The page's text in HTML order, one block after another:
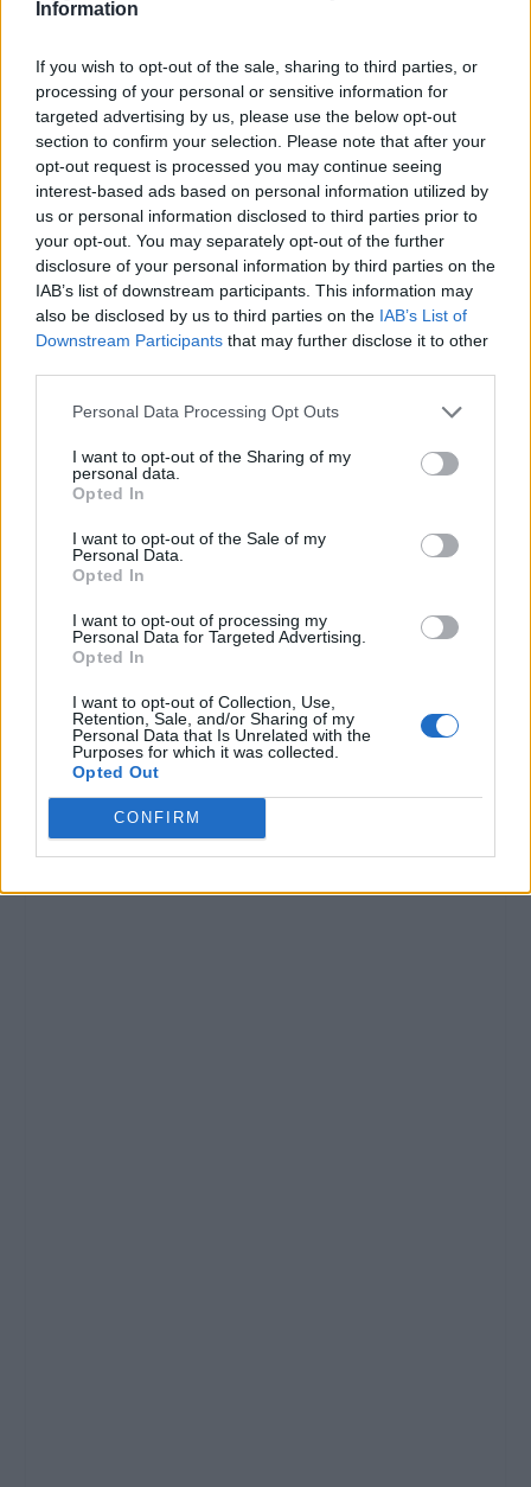
Information
If you wish to opt-out of the sale, sharing to third parties, or
processing of your personal or sensitive information for
targeted advertising by us, please use the below opt-out
section to confirm your selection. Please note that after your
opt-out request is processed you may continue seeing
interest-based ads based on personal information utilized by
us or personal information disclosed to third parties prior to
your opt-out. You may separately opt-out of the further
disclosure of your personal information by third parties on the
IAB’s list of downstream participants. This information may
also be disclosed by us to third parties on the IAB’s List of
Downstream Participants that may further disclose it to other
Personal Data Processing Opt Outs
I want to opt-out of the Sharing of my
personal data.
Opted In
I want to opt-out of the Sale of my
Personal Data.
Opted In
I want to opt-out of processing my
Personal Data for Targeted Advertising.
Opted In
I want to opt-out of Collection, Use,
Retention, Sale, and/or Sharing of my
Personal Data that Is Unrelated with the
Purposes for which it was collected.
Opted Out
CONFIRM
pagina nazionale di
Google News dopo la
Hunziker!
7 Dicembre 2018
In "Tortona"
VALUTARE: